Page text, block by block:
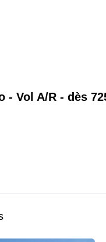
Vol A/R - dès